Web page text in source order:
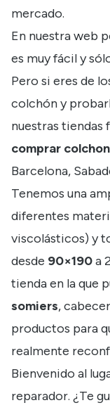
mercado.
En nuestra web
es muy fácil y
Pero si eres de
colchón y
nuestras tiendas
comprar
Barcelona,
Tenemos una
diferentes
viscolásticos) y
desde 90×190a
tienda en la que
somiers,
productos para
realmente
Bienvenido al
reparador. ¿Te